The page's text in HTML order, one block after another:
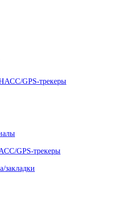
GPS-трекеры
GPS-трекеры
закладки